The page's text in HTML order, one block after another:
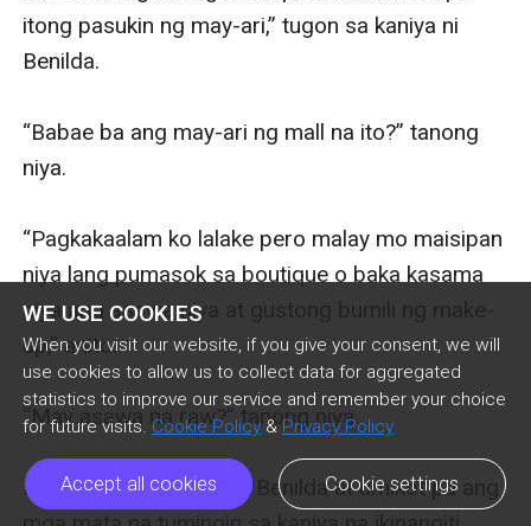
WE USE COOKIES
When you visit our website, if you give your consent, we will
use cookies to allow us to collect data for aggregated
statistics to improve our service and remember your choice
for future visits. Cookie Policy & Privacy Policy
Accept all cookies Cookie settings